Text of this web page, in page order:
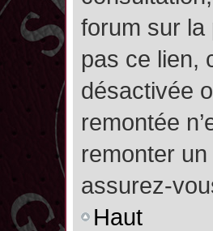
forum sur la
pas ce lien,
désactivée
remontée
remonter
assurez-
Haut